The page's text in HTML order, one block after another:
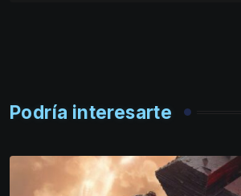
Podría interesarte